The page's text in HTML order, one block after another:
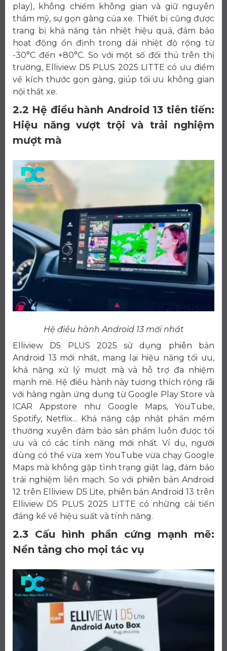
play), không chiếm không gian và giữ nguyên
thẩm mỹ, sự gọn gàng của xe. Thiết bị cũng được
trang bị khả năng tản nhiệt hiệu quả, đảm bảo
hoạt động ổn định trong dải nhiệt độ rộng từ
-30°C đến +80°C. So với một số đối thủ trên thị
trường, Elliview D5 PLUS 2025 LITTE có ưu điểm
về kích thước gọn gàng, giúp tối ưu không gian
nội thất xe.
2.2 Hệ điều hành Android 13 tiên tiến:
Hiệu năng vượt trội và trải nghiệm
mượt mà
Hệ điều hành Android 13 mới nhất
Elliview D5 PLUS 2025 sử dụng phiên bản
Android 13 mới nhất, mang lại hiệu năng tối ưu,
khả năng xử lý mượt mà và hỗ trợ đa nhiệm
mạnh mẽ. Hệ điều hành này tương thích rộng rãi
với hàng ngàn ứng dụng từ Google Play Store và
ICAR Appstore như Google Maps, YouTube,
Spotify, Netflix... Khả năng cập nhật phần mềm
thường xuyên đảm bảo sản phẩm luôn được tối
ưu và có các tính năng mới nhất. Ví dụ, người
dùng có thể vừa xem YouTube vừa chạy Google
Maps mà không gặp tình trạng giật lag, đảm bảo
trải nghiệm liền mạch. So với phiên bản Android
12 trên Elliview D5 Lite, phiên bản Android 13 trên
Elliview D5 PLUS 2025 LITTE có những cải tiến
đáng kể về hiệu suất và tính năng.
2.3 Cấu hình phần cứng mạnh mẽ:
Nền tảng cho mọi tác vụ